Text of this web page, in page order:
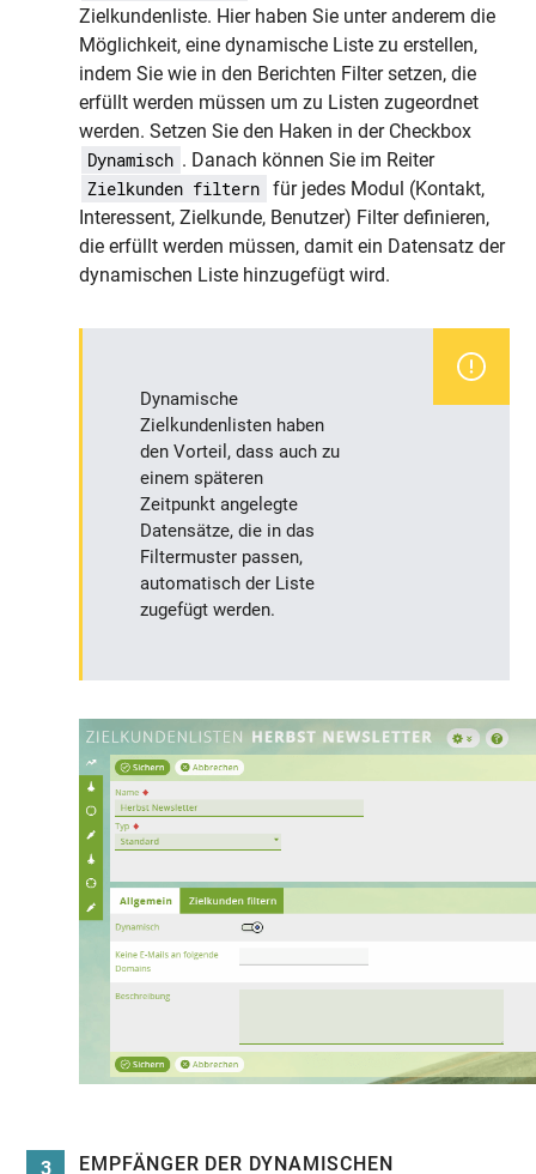
Zielkundenliste. Hier haben Sie unter anderem die
Möglichkeit, eine dynamische Liste zu erstellen,
indem Sie wie in den Berichten Filter setzen, die
erfüllt werden müssen um zu Listen zugeordnet
werden. Setzen Sie den Haken in der Checkbox
Dynamisch . Danach können Sie im Reiter
Zielkunden filtern
für jedes Modul (Kontakt,
Interessent, Zielkunde, Benutzer) Filter definieren,
die erfüllt werden müssen, damit ein Datensatz der
dynamischen Liste hinzugefügt wird.
Dynamische
Zielkundenlisten haben
den Vorteil, dass auch zu
einem späteren
Zeitpunkt angelegte
Datensätze, die in das
Filtermuster passen,
automatisch der Liste
zugefügt werden.
3 EMPFÄNGER DER DYNAMISCHEN